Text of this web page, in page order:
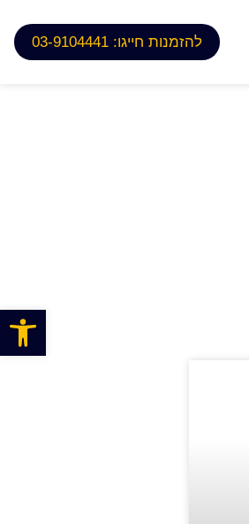
להזמנות חייגו: 03-9104441